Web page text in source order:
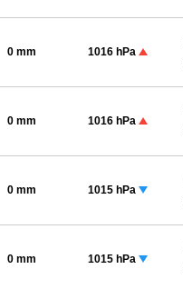
0 mm 1016 hPa
0 mm 1016 hPa
0 mm 1015 hPa
0 mm 1015 hPa